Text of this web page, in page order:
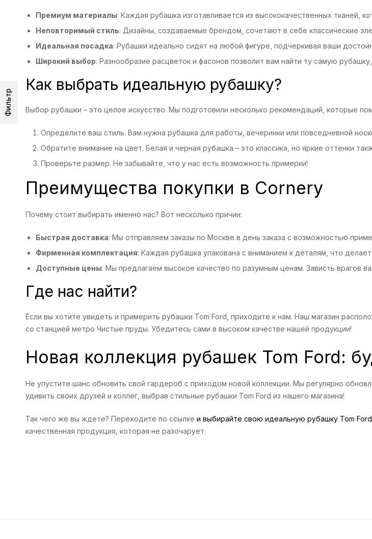
Фильтр
Премиум материалы: Каждая рубашка изготавливается из высококачественных тканей,
Неповторимый стиль: Дизайны, создаваемые брендом, сочетают в себе классические
Идеальная посадка: Рубашки идеально сидят на любой фигуре, подчеркивая ваши
Широкий выбор: Разнообразие расцветок и фасонов позволит вам найти ту самую
Как выбрать идеальную рубашку?
Выбор рубашки – это целое искусство. Мы подготовили несколько рекомендаций, которые
Определите ваш стиль. Вам нужна рубашка для работы, вечеринки или повседневной
Обратите внимание на цвет. Белая и черная рубашка – это классика, но яркие оттенки
Проверьте размер. Не забывайте, что у нас есть возможность примерки!
Преимущества покупки в Cornery
Почему стоит выбирать именно нас? Вот несколько причин:
Быстрая доставка: Мы отправляем заказы по Москве в день заказа с возможностью
Фирменная комплектация: Каждая рубашка упакована с вниманием к деталям, что
Доступные цены: Мы предлагаем высокое качество по разумным ценам. Зависть врагов
Где нас найти?
Если вы хотите увидеть и примерить рубашки Tom Ford, приходите к нам. Наш магазин
со станцией метро Чистые пруды. Убедитесь сами в высоком качестве нашей продукции!
Новая коллекция рубашек Tom Ford:
Не упустите шанс обновить свой гардероб с приходом новой коллекции. Мы регулярно
удивить своих друзей и коллег, выбрав стильные рубашки Tom Ford из нашего магазина!
Так чего же вы ждете? Переходите по ссылке и выбирайте свою идеальную рубашку Tom
качественная продукция, которая не разочарует.